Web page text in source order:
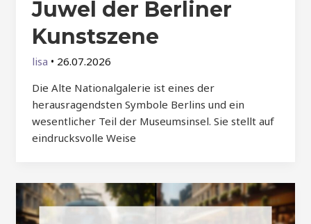
Juwel der Berliner
Kunstszene
lisa • 26.07.2026
Die Alte Nationalgalerie ist eines der
herausragendsten Symbole Berlins und ein
wesentlicher Teil der Museumsinsel. Sie stellt auf
eindrucksvolle Weise